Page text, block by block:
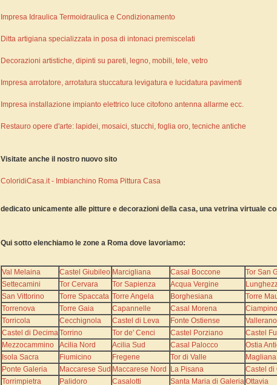
Impresa Idraulica Termoidraulica e Condizionamento
Ditta artigiana specializzata in posa di intonaci premiscelati
Decorazioni artistiche, dipinti su pareti, legno, mobili, tele, vetro
Impresa arrotatore, arrotatura stuccatura levigatura e lucidatura pavimenti
Impresa installazione impianto elettrico luce citofono antenna allarme ecc.
Restauro opere d'arte: lapidei, mosaici, stucchi, foglia oro, tecniche antiche
Visitate anche il nostro nuovo sito
ColoridiCasa.it - Imbianchino Roma Pittura Casa
dedicato unicamente alle pitture e decorazioni della casa, una vetrina virtuale
Qui sotto elenchiamo le zone a Roma dove lavoriamo:
Val Melaina Castel Giubileo Marcigliana Casal Boccone
Tor San
Settecamini
Tor Cervara Tor Sapienza Acqua Vergine
San Vittorino
Torre Spaccata Torre Angela Borghesiana
Torre
Torrenova
Torre Gaia Capannelle Casal Morena
Ciampino
Torricola
Cecchignola Castel di Leva Fonte Ostiense
Vallerano
Castel di DecimaTorrino Tor de' Cenci Castel Porziano
Castel
Mezzocammino
Acilia Nord Acilia Sud Casal Palocco
Ostia
Isola Sacra
Fiumicino Fregene Tor di Valle
Ponte Galeria
Maccarese Sud Maccarese Nord La Pisana
Castel di
Torrimpietra
Palidoro Casalotti Santa Maria di GaleriaOttavia